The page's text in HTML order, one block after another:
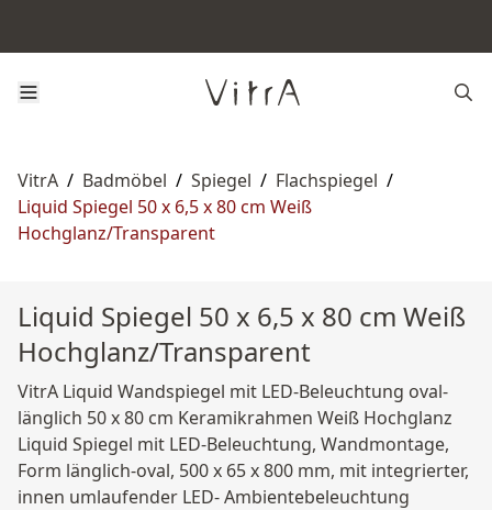
VitrA / Badmöbel / Spiegel / Flachspiegel /
Liquid Spiegel 50 x 6,5 x 80 cm Weiß
Hochglanz/Transparent
Liquid Spiegel 50 x 6,5 x 80 cm Weiß
Hochglanz/Transparent
VitrA Liquid Wandspiegel mit LED-Beleuchtung oval-
länglich 50 x 80 cm Keramikrahmen Weiß Hochglanz
Liquid Spiegel mit LED-Beleuchtung, Wandmontage,
Form länglich-oval, 500 x 65 x 800 mm, mit integrierter,
innen umlaufender LED- Ambientebeleuchtung